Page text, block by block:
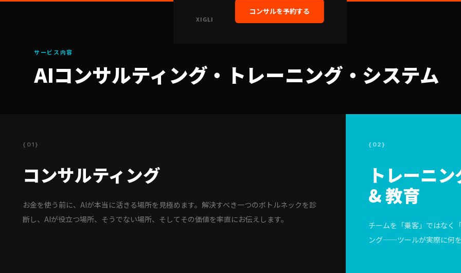
XIGLI
コンサルを予約する
サービス内容
AIコンサルティング・トレーニング・システム
{01}
コンサルティング
お金を使う前に、AIが本当に活きる場所を見極めます。解決すべき一つのボトルネックを診
断し、AIが役立つ場所、そうでない場所、そしてその価値を率直にお伝えします。
{02}
トレーニン
& 教育
チームを「乗客」ではなく
ング——ツールが実際に何を